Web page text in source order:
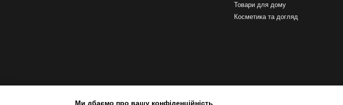
Товари для дому
Косметика та догляд
Ми дбаємо про вашу конфіденційність